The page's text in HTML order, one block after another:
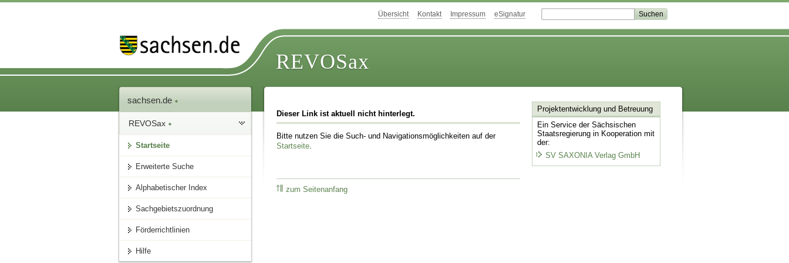
Übersicht Kontakt Impressum eSignatur
REVOSax
sachsen.de
REVOSax
Startseite
Erweiterte Suche
Alphabetischer Index
Sachgebietszuordnung
Förderrichtlinien
Hilfe
Dieser Link ist aktuell nicht hinterlegt.
Bitte nutzen Sie die Such- und Navigationsmöglichkeiten auf der
Startseite
zum Seitenanfang
Projektentwicklungund Betreuung
Ein Service der Sächsischen
Staatsregierung in Kooperation mit
der:
SV SAXONIA Verlag GmbH